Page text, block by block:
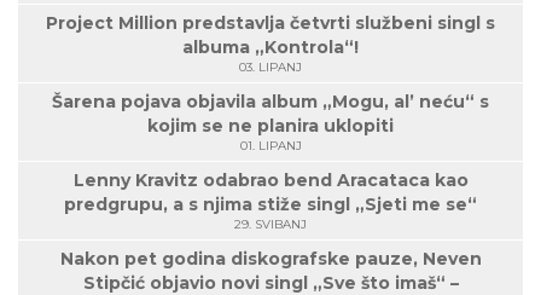
Project Million predstavlja četvrti službeni singl s
albuma „Kontrola“!
03. LIPANJ
Šarena pojava objavila album „Mogu, al’ neću“ s
kojim se ne planira uklopiti
01. LIPANJ
Lenny Kravitz odabrao bend Aracataca kao
predgrupu, a s njima stiže singl „Sjeti me se“
29. SVIBANJ
Nakon pet godina diskografske pauze, Neven
Stipčić objavio novi singl „Sve što imaš“ –